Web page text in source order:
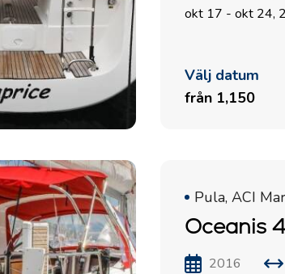
okt 17 - okt 24,
Välj datum
från 1,150
Pula, ACI
Oceanis
2016